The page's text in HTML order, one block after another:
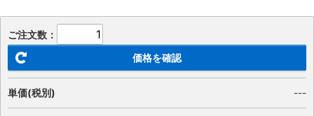
ご注文数：
価格を確認
単価(税別) ---